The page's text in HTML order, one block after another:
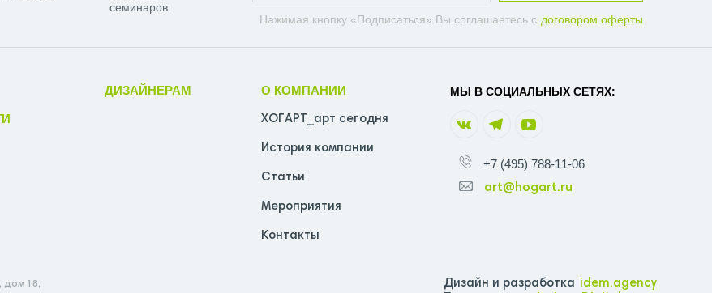
семинаров
Нажимая кнопку «Подписаться» Вы соглашаетесь с договором оферты
ДИЗАЙНЕРАМ О КОМПАНИИ
ХОГАРТ_арт сегодня
История компании
Статьи
Мероприятия
Контакты
МЫ В СОЦИАЛЬНЫХ СЕТЯХ:
+7 (495) 788-11-06
art@hogart.ru
дом 18, Дизайн и разработка idem.agency